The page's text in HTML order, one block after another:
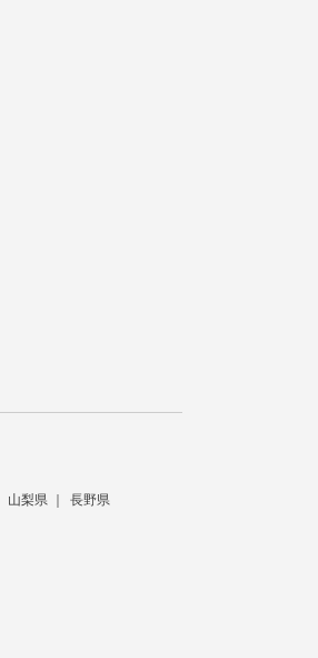
山梨県 長野県